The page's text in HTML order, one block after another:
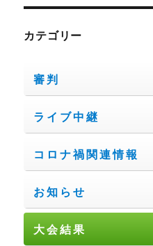
カテゴリー
審判
ライブ中継
コロナ禍関連情報
お知らせ
大会結果